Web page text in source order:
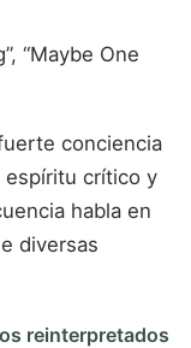
“Maybe One
conciencia
espíritu crítico y
habla en
diversas
reinterpretados